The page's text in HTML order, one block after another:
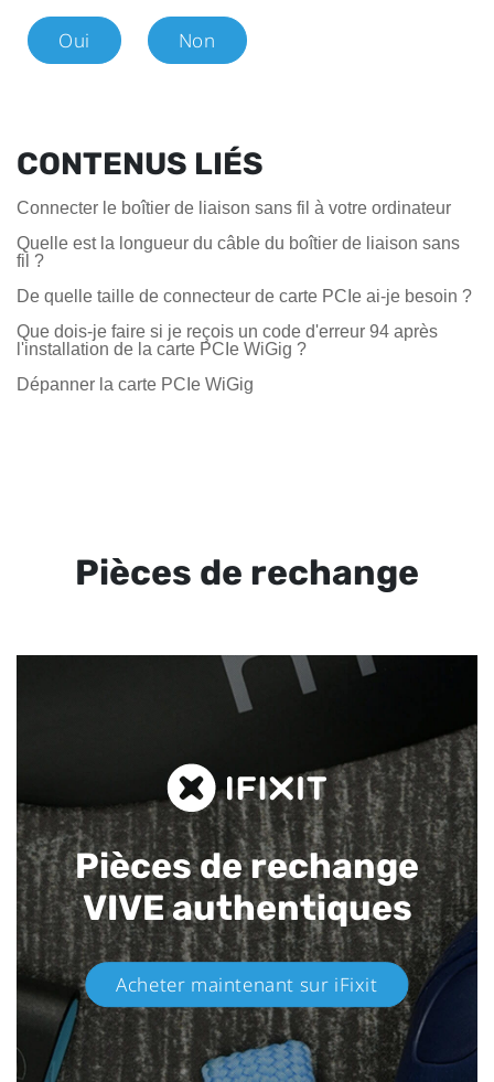
Oui Non
CONTENUS LIÉS
Connecter le boîtier de liaison sans fil à votre ordinateur
Quelle est la longueur du câble du boîtier de liaison sans
fil ?
De quelle taille de connecteur de carte PCIe ai-je besoin ?
Que dois-je faire si je reçois un code d'erreur 94 après
l'installation de la carte PCIe WiGig ?
Dépanner la carte PCIe WiGig
Pièces de rechange
Pièces de rechange
VIVE authentiques​
Acheter maintenant sur iFixit​